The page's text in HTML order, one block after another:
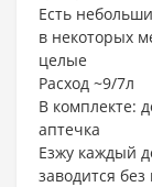
Есть
в некоторых
целые
Расход ~9/7л
В комплекте:
аптечка
Езжу каждый
заводится